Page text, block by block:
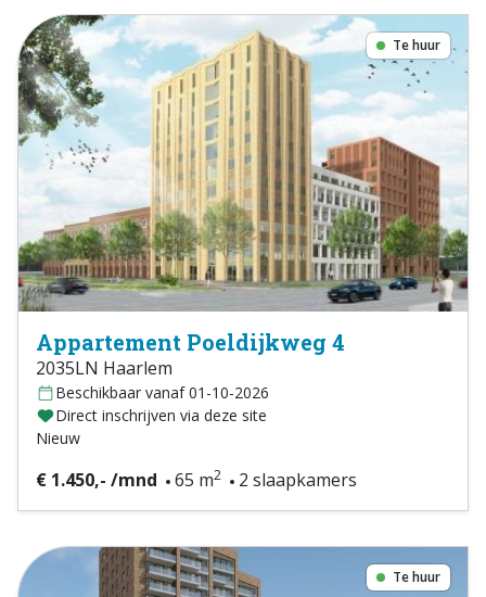
Te huur
Appartement Poeldijkweg 4
2035LN Haarlem
Beschikbaar vanaf 01-10-2026
Direct inschrijven via deze site
Nieuw
€ 1.450,- /mnd 65 m2 2 slaapkamers
Te huur